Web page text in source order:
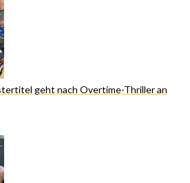
geht nach Overtime-Thriller an